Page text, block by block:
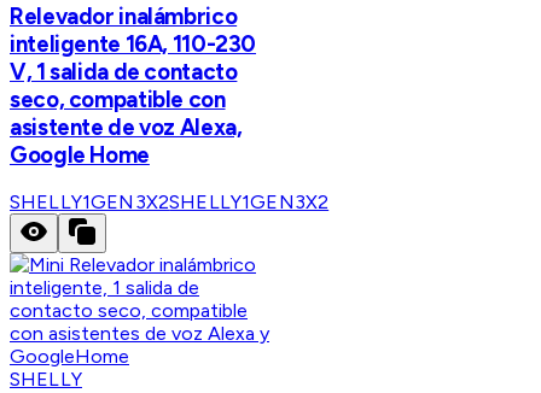
Relevador inalámbrico
inteligente 16A, 110-230
V, 1 salida de contacto
seco, compatible con
asistente de voz Alexa,
Google Home
SHELLY1GEN3X2SHELLY1GEN3X2
SHELLY